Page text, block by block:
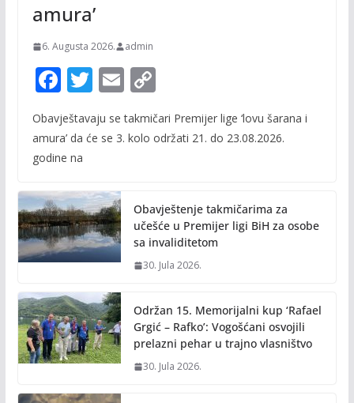
amura’
6. Augusta 2026. admin
F
ac
e
b
o
k
T
itt
E
m
ai
C
o
p
n
k
Obavještavaju se takmičari Premijer lige ‘lovu šarana i
amura’ da će se 3. kolo održati 21. do 23.08.2026.
godine na
Obavještenje takmičarima za
učešće u Premijer ligi BiH za osobe
sa invaliditetom
30. Jula 2026.
Održan 15. Memorijalni kup ‘Rafael
Grgić – Rafko’: Vogošćani osvojili
prelazni pehar u trajno vlasništvo
30. Jula 2026.